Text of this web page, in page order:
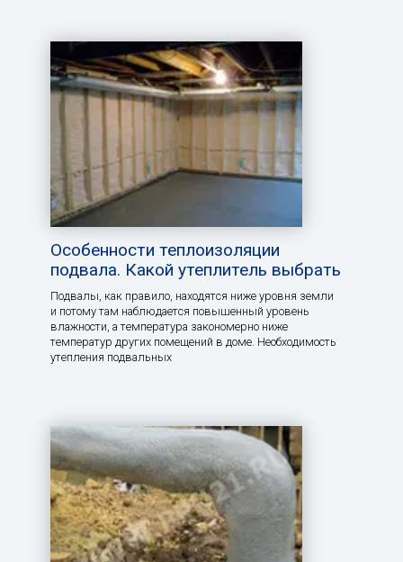
Особенности теплоизоляции
подвала. Какой утеплитель выбрать
Подвалы, как правило, находятся ниже уровня земли
и потому там наблюдается повышенный уровень
влажности, а температура закономерно ниже
температур других помещений в доме. Необходимость
утепления подвальных